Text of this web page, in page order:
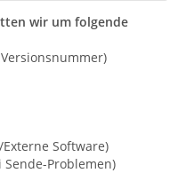
wir um folgende
Software)
Problemen)